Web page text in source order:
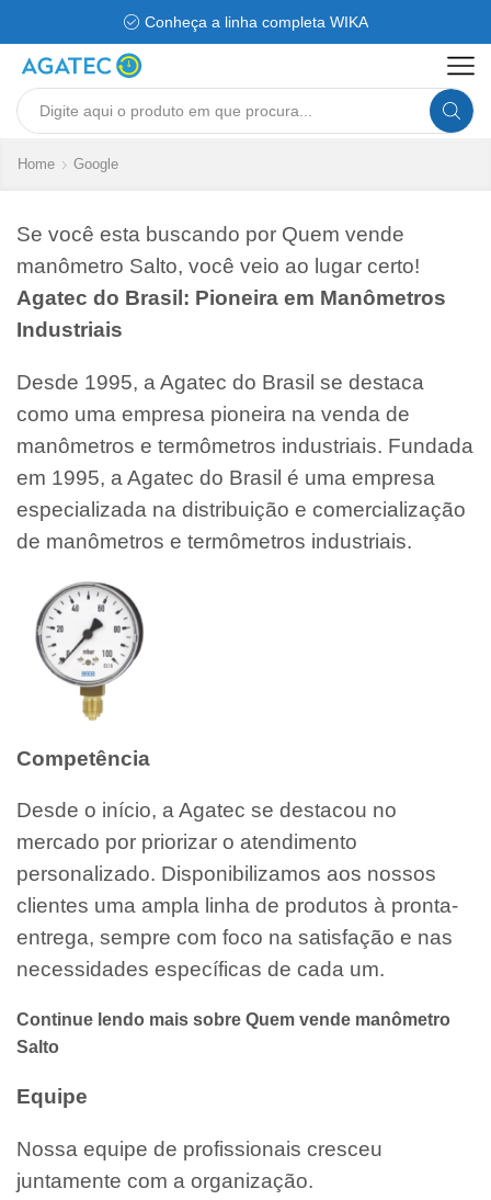
Conheça a linha completa WIKA
Search
Home Google
Se você esta buscando por Quem vende
manômetro Salto, você veio ao lugar certo!
Agatec do Brasil: Pioneira em Manômetros
Industriais
Desde 1995, a Agatec do Brasil se destaca
como uma empresa pioneira na venda de
manômetros e termômetros industriais. Fundada
em 1995, a Agatec do Brasil é uma empresa
especializada na distribuição e comercialização
de manômetros e termômetros industriais.
Competência
Desde o início, a Agatec se destacou no
mercado por priorizar o atendimento
personalizado. Disponibilizamos aos nossos
clientes uma ampla linha de produtos à pronta-
entrega, sempre com foco na satisfação e nas
necessidades específicas de cada um.
Continue lendo mais sobre Quem vende manômetro
Salto
Equipe
Nossa equipe de profissionais cresceu
juntamente com a organização.